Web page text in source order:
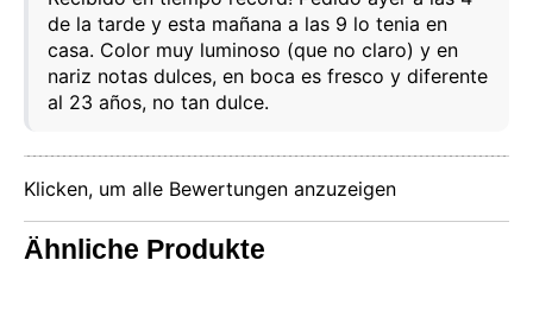
de la tarde y esta mañana a las 9 lo tenia en
casa. Color muy luminoso (que no claro) y en
nariz notas dulces, en boca es fresco y diferente
al 23 años, no tan dulce.
Klicken, um alle Bewertungen anzuzeigen
Ähnliche Produkte
Diese Website verwendet Cookies
Unsere Website verwendet Cookies, die
umfassen Daten, die sich auf Ihr Benutzerkonto
enthalten. Wir verwenden diese Informationen für